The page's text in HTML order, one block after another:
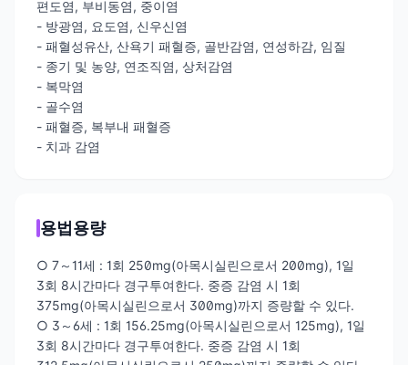
편도염, 부비동염, 중이염
- 방광염, 요도염, 신우신염
- 패혈성유산, 산욕기 패혈증, 골반감염, 연성하감, 임질
- 종기 및 농양, 연조직염, 상처감염
- 복막염
- 골수염
- 패혈증, 복부내 패혈증
- 치과 감염
용법용량
○ 7～11세 : 1회 250mg(아목시실린으로서 200mg), 1일
3회 8시간마다 경구투여한다. 중증 감염 시 1회
375mg(아목시실린으로서 300mg)까지 증량할 수 있다.
○ 3～6세 : 1회 156.25mg(아목시실린으로서 125mg), 1일
3회 8시간마다 경구투여한다. 중증 감염 시 1회